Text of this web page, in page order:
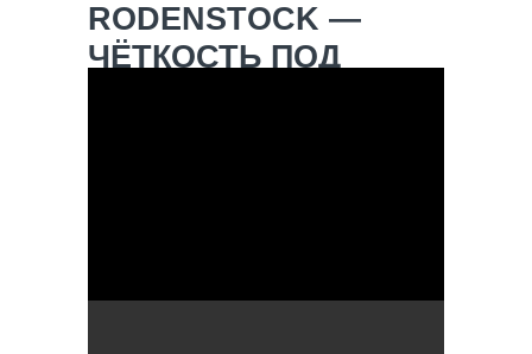
RODENSTOCK —
ЧЁТКОСТЬ ПОД